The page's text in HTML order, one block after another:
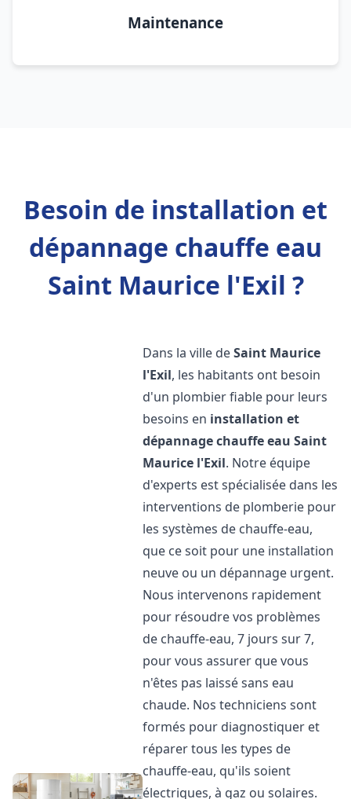
Maintenance
Besoin de installation et
dépannage chauffe eau
Saint Maurice l'Exil ?
Dans la ville deSaint Maurice
l'Exil, les habitants ont besoin
d'un plombier fiable pour leurs
besoins en installation et
dépannage chauffe eau Saint
Maurice l'Exil. Notre équipe
d'experts est spécialisée dans les
interventions de plomberie pour
les systèmes de chauffe-eau,
que ce soit pour une installation
neuve ou un dépannage urgent.
Nous intervenons rapidement
pour résoudre vos problèmes
de chauffe-eau, 7 jours sur 7,
pour vous assurer que vous
n'êtes pas laissé sans eau
chaude. Nos techniciens sont
formés pour diagnostiquer et
réparer tous les types de
chauffe-eau, qu'ils soient
électriques, à gaz ou solaires.